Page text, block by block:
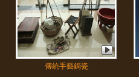
傳統手藝鋦瓷